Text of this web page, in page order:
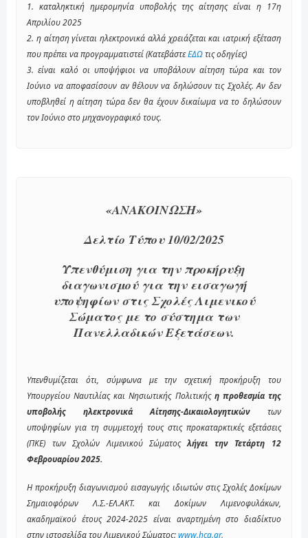
1. καταληκτική ημερομηνία υποβολής της αίτησης είναι η 17η
Απριλίου 2025
2. η αίτηση γίνεται ηλεκτρονικά αλλά χρειάζεται και ιατρική εξέταση
που πρέπει να προγραμματιστεί (ΚατεβάστεΕΔΩτις οδηγίες)
3. είναι καλό οι υποψήφιοι να υποβάλουν αίτηση τώρα και τον
Ιούνιο να αποφασίσουν αν θέλουν να δηλώσουν τις Σχολές. Αν δεν
υποβληθεί η αίτηση τώρα δεν θα έχουν δικαίωμα να το δηλώσουν
τον Ιούνιο στο μηχανογραφικό τους.
«ΑΝΑΚΟΙΝΩΣΗ»
Δελτίο Τύπου 10/02/2025
Υπενθύμιση για την προκήρυξη
διαγωνισμού για την εισαγωγή
υποψηφίων στις Σχολές Λιμενικού
Σώματος με το σύστημα των
Πανελλαδικών Εξετάσεων.
Υπενθυμίζεται ότι, σύμφωνα με την σχετική προκήρυξη του
Υπουργείου Ναυτιλίας και Νησιωτικής Πολιτικής η προθεσμία της
υποβολής ηλεκτρονικά Αίτησης-Δικαιολογητικώντων
υποψηφίων για τη συμμετοχή τους στις προκαταρκτικές εξετάσεις
(ΠΚΕ) των Σχολών Λιμενικού Σώματοςλήγει την Τετάρτη 12
Φεβρουαρίου 2025.
Η προκήρυξη διαγωνισμού εισαγωγής ιδιωτών στις Σχολές Δοκίμων
Σημαιοφόρων Λ.Σ.-ΕΛ.ΑΚΤ. και Δοκίμων Λιμενοφυλάκων,
ακαδημαϊκού έτους 2024-2025 είναι αναρτημένη στο διαδίκτυο
στην ιστοσελίδα του Λιμενικού Σώματος:www.hcg.gr.